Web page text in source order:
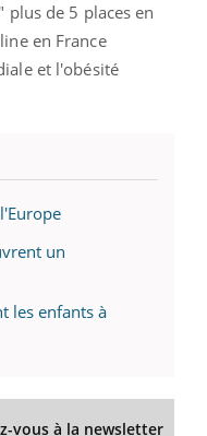
plus de 5 places en
en France
et l'obésité
un
les enfants à
vous à la newsletter